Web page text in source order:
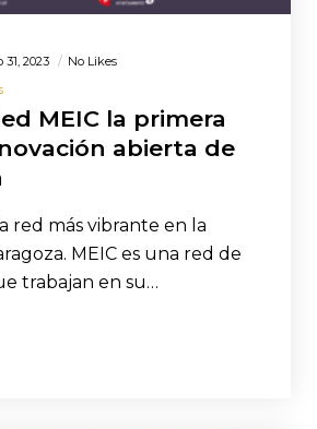
31, 2023
No Likes
MEIC la primera
abierta de
red más vibrante en la
MEIC es una red de
trabajan en su…